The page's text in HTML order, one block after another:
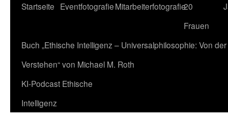
Zum
springen
Startseite EventfotografieMitarbeiterfotografie20
Frauen
Buch „Ethische Intelligenz – Universalphilosophie: Von
Verstehen“ von Michael M. Roth
KI-Podcast Ethische
Intelligenz